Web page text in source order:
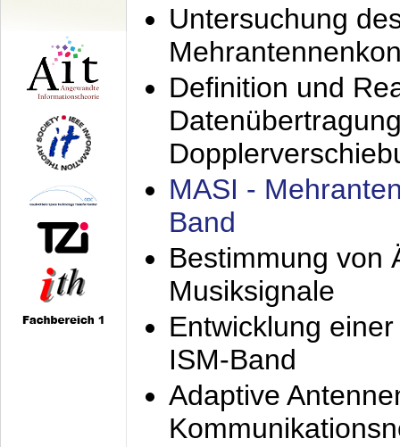
Untersuchung
Definition und
MASI -
Band
Bestimmung von
Musiksignale
Entwicklung
ISM-Band
Adaptive